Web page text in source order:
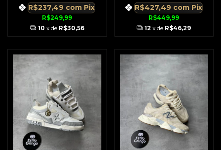
R$249,99
R$237,49 com Pix
10 x de R$30,56
R$449,99
R$427,49 com Pix
12 x de R$46,29